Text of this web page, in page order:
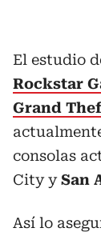
El estudio
Rockstar
Grand
consolas
City ySan
Así lo